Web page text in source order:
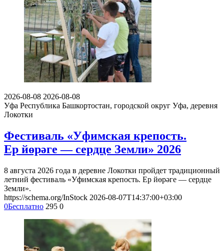
2026-08-08 2026-08-08
Уфа Республика Башкортостан, городской округ Уфа, деревня
Локотки
Фестиваль «Уфимская крепость.
Ер йөрәге — сердце Земли» 2026
8 августа 2026 года в деревне Локотки пройдет традиционный
летний фестиваль «Уфимская крепость. Ер йөрәге — сердце
Земли».
https://schema.org/InStock 2026-08-07T14:37:00+03:00
0Бесплатно 295 0